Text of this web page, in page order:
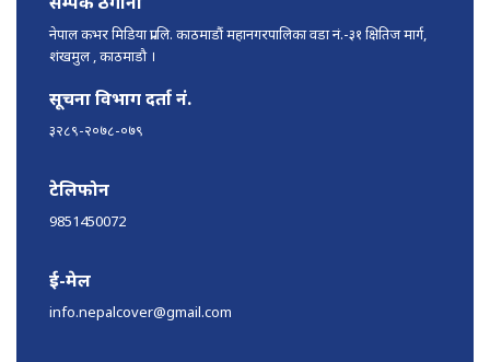
नेपाल कभर मिडिया प्रा.लि. काठमाडौं महानगरपालिका वडा नं.-३१ क्षितिज मार्ग,
शंखमुल , काठमाडौ ।
सूचना विभाग दर्ता नं.
३२८९-२०७८-०७९
टेलिफोन
9851450072
ई-मेल
info.nepalcover@gmail.com